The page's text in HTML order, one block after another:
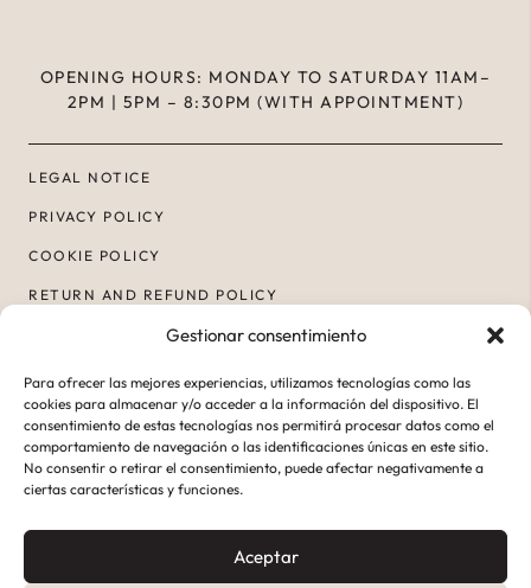
Gestionar consentimiento
Para ofrecer las mejores experiencias, utilizamos tecnologías como las
cookies para almacenar y/o acceder a la información del dispositivo. El
consentimiento de estas tecnologías nos permitirá procesar datos como el
comportamiento de navegación o las identificaciones únicas en este sitio.
No consentir o retirar el consentimiento, puede afectar negativamente a
ciertas características y funciones.
Aceptar
OPENING HOURS: MONDAY TO SATURDAY 11AM–
2PM | 5PM – 8:30PM (WITH APPOINTMENT)
LEGAL NOTICE
PRIVACY POLICY
COOKIE POLICY
RETURN AND REFUND POLICY